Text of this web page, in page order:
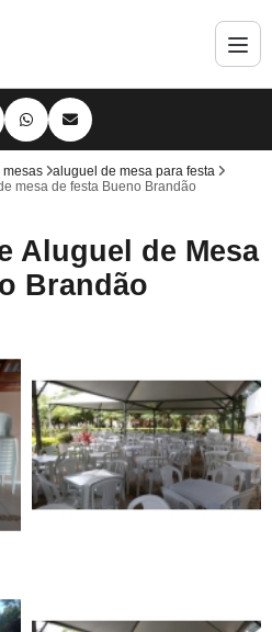
aluguel de mesa para festa
mesa de festa Bueno Brandão
Aluguel de Mesa
Brandão